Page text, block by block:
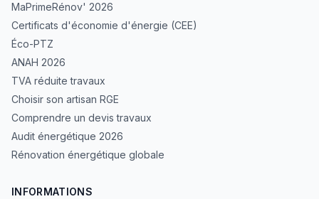
MaPrimeRénov' 2026
Certificats d'économie d'énergie (CEE)
Éco-PTZ
ANAH 2026
TVA réduite travaux
Choisir son artisan RGE
Comprendre un devis travaux
Audit énergétique 2026
Rénovation énergétique globale
INFORMATIONS